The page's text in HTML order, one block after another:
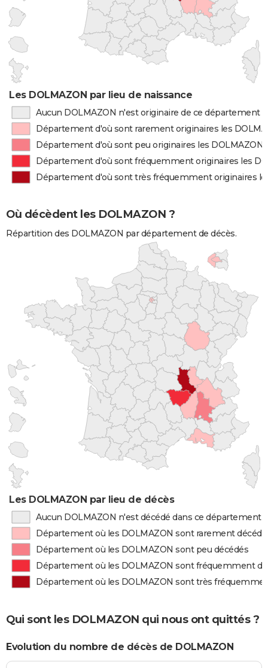
Les DOLMAZON par lieu de naissance
Aucun DOLMAZON n'est originaire de ce département
Département d'où sont rarement originaires les
Département d'où sont peu originaires les DOLMAZON
Département d'où sont fréquemment originaires les
Département d'où sont très fréquemment originaires
Où décèdent les DOLMAZON ?
Répartition des DOLMAZON par département de décès.
Les DOLMAZON par lieu de décès
Aucun DOLMAZON n'est décédé dans ce département
Département où les DOLMAZON sont rarement
Département où les DOLMAZON sont peu décédés
Département où les DOLMAZON sont fréquemment
Département où les DOLMAZON sont très
Qui sont les DOLMAZON qui nous ont quittés ?
Evolution du nombre de décès de DOLMAZON